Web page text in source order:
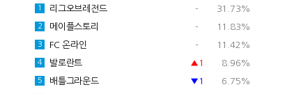
1 리그오브레전드 - 31.73%
2 메이플스토리 - 11.83%
3 FC 온라인 - 11.42%
4 발로란트 ▲1 8.96%
5 배틀그라운드 ▼1 6.75%